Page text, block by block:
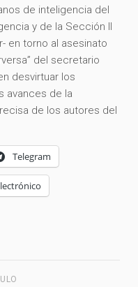
de inteligencia del
y de la Sección II
en torno al asesinato
del secretario
desvirtuar los
avances de la
de los autores del
Telegram